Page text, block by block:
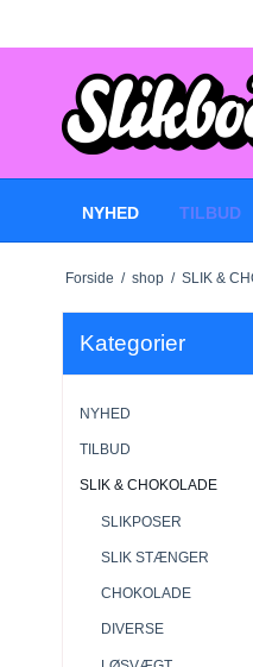
NYHED TILBUD
Forside / shop / SLIK &
Kategorier
NYHED
TILBUD
SLIK & CHOKOLADE
SLIKPOSER
SLIK STÆNGER
CHOKOLADE
DIVERSE